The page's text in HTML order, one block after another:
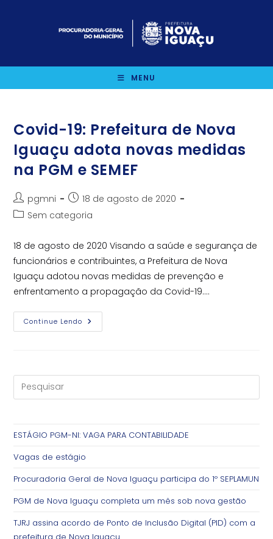
MENU
Covid-19: Prefeitura de Nova
Iguaçu adota novas medidas
na PGM e SEMEF
Autor
do
pgmni
Post
publicado:
18 de agosto de 2020
Categoria
post:
Sem categoria
18 de agosto de 2020 Visando a saúde e segurança de
funcionários e contribuintes, a Prefeitura de Nova
Iguaçu adotou novas medidas de prevenção e
enfrentamento a propagação da Covid-19.…
Continue Lendo Covid-
19:
Adota
Na
ESTÁGIO PGM-NI: VAGA PARA CONTABILIDADE
Vagas de estágio
Procuradoria Geral de Nova Iguaçu participa do 1º SEPLAMUN
PGM de Nova Iguaçu completa um mês sob nova gestão
TJRJ assina acordo de Ponto de Inclusão Digital (PID) com a